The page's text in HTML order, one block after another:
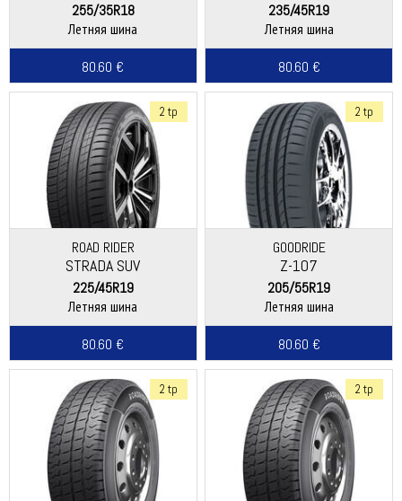
255/35R18
Летняя шина
80.60 €
235/45R19
Летняя шина
80.60 €
2 tp
ROAD RIDER
STRADA SUV
225/45R19
Летняя шина
80.60 €
2 tp
GOODRIDE
Z-107
205/55R19
Летняя шина
80.60 €
2 tp 2 tp